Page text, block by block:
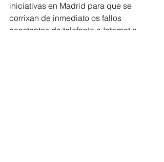
iniciativas en Madrid para que se
corrixan de inmediato os fallos
constantes de telefonía e Internet e